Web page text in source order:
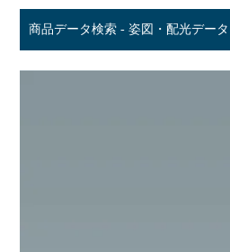
商品データ検索 - 姿図・配光デー